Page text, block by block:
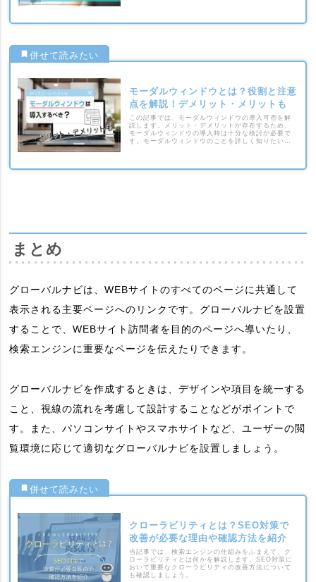
モーダルウィンドウとは？役割と注意
点を解説！デメリット・メリットも
この記事では、モーダルウィンドウの導入可否を解
説します。メリット・デメリットが存在するため、
モーダルウィンドウの導入時は十分な検討が必要で
す。モーダルウィンドウのことを詳しく知りたい方
まとめ
グローバルナビは、WEBサイトのすべてのページに共通して
表示される主要ページへのリンクです。グローバルナビを設置
することで、WEBサイト訪問者を目的のページへ導いたり、
検索エンジンに重要なページを伝えたりできます。
グローバルナビを作成するときは、デザインや項目を統一する
こと、視線の流れを考慮して設計することなどがポイントで
す。また、パソコンサイトやスマホサイトなど、ユーザーの閲
覧環境に応じて適切なグローバルナビを設置しましょう。
クローラビリティとは？SEO対策で
改善が必要な理由や確認方法を紹介
当記事では、検索エンジンの仕組みをふまえて、ク
ローラビリティとは何かを解説します。SEO対策に
おいて重要なクローラビリティの改善方法について
も確認しましょう。